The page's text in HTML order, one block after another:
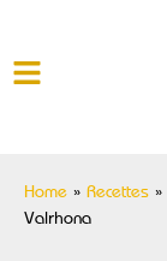
Home » Recettes »
Valrhona